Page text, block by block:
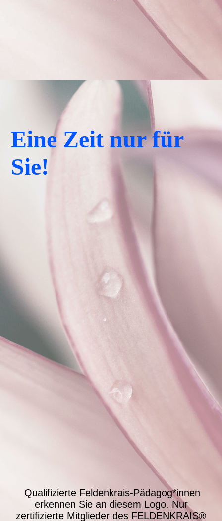
Eine Zeit nur für
Sie!
Qualifizierte Feldenkrais-Pädagog*innen
erkennen Sie an diesem Logo. Nur
zertifizierte Mitglieder des FELDENKRAIS®